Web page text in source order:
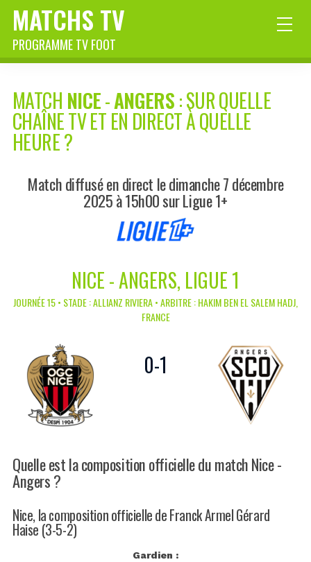
MATCHS TV
PROGRAMME TV FOOT
MATCH NICE-ANGERS: SUR QUELLE
CHAÎNE TV ET EN DIRECT À QUELLE
HEURE ?
Match diffusé en direct le dimanche 7 décembre
2025 à 15h00 sur Ligue 1+
NICE - ANGERS, LIGUE 1
JOURNÉE 15 • STADE : ALLIANZ RIVIERA • ARBITRE : HAKIM BEN EL SALEM HADJ,
FRANCE
0-1
Quelle est la composition officielle du match Nice -
Angers ?
Nice, la composition officielle de Franck Armel Gérard
Haise (3-5-2)
Gardien :